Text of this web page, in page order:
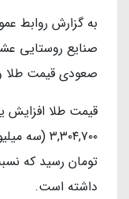
به گزارش روابط
صنایع روستایی
صعودی قیمت طلا
داشته است.